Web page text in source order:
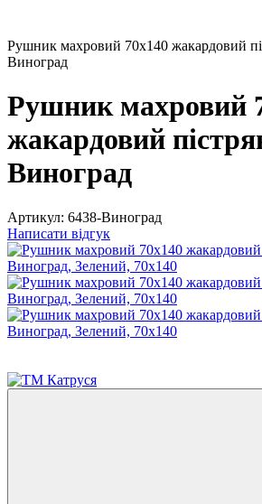
Рушник махровий 70х140 жакардовий
Виноград
Рушник махровий
жакардовий
Виноград
Артикул: 6438-Виноград
Написати відгук